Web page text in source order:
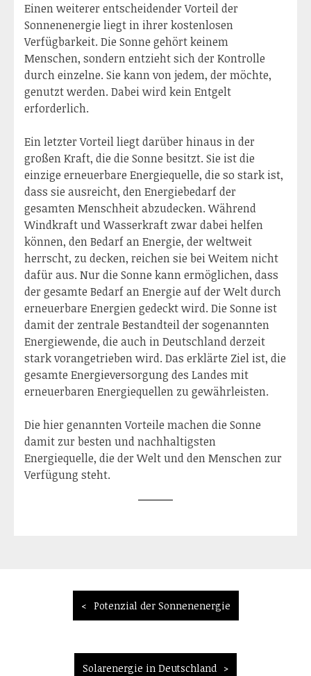
Einen weiterer entscheidender Vorteil der
Sonnenenergie liegt in ihrer kostenlosen
Verfügbarkeit. Die Sonne gehört keinem
Menschen, sondern entzieht sich der Kontrolle
durch einzelne. Sie kann von jedem, der möchte,
genutzt werden. Dabei wird kein Entgelt
erforderlich.
Ein letzter Vorteil liegt darüber hinaus in der
großen Kraft, die die Sonne besitzt. Sie ist die
einzige erneuerbare Energiequelle, die so stark ist,
dass sie ausreicht, den Energiebedarf der
gesamten Menschheit abzudecken. Während
Windkraft und Wasserkraft zwar dabei helfen
können, den Bedarf an Energie, der weltweit
herrscht, zu decken, reichen sie bei Weitem nicht
dafür aus. Nur die Sonne kann ermöglichen, dass
der gesamte Bedarf an Energie auf der Welt durch
erneuerbare Energien gedeckt wird. Die Sonne ist
damit der zentrale Bestandteil der sogenannten
Energiewende, die auch in Deutschland derzeit
stark vorangetrieben wird. Das erklärte Ziel ist, die
gesamte Energieversorgung des Landes mit
erneuerbaren Energiequellen zu gewährleisten.
Die hier genannten Vorteile machen die Sonne
damit zur besten und nachhaltigsten
Energiequelle, die der Welt und den Menschen zur
Verfügung steht.
BeitragsnavigationPotenzial der Sonnenenergie
Solarenergie in Deutschland